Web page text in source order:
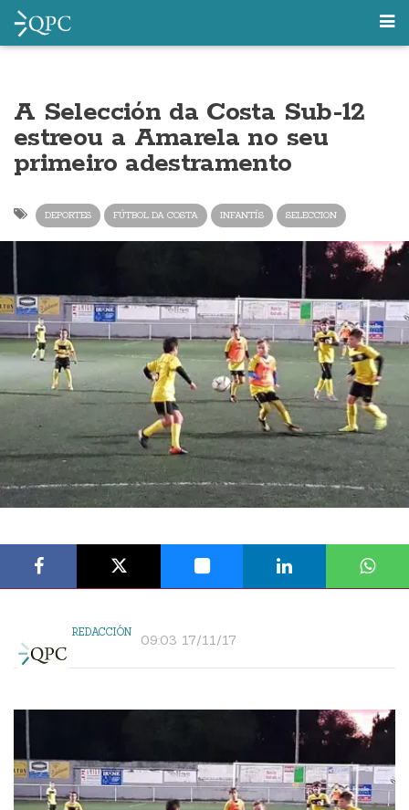
A Selección da Costa Sub-12
estreou a Amarela no seu
primeiro adestramento
DEPORTES FÚTBOL DA COSTA INFANTÍS SELECCION
REDACCIÓN 09:03 17/11/17